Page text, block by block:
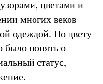
цветами и
многих веков
одеждой. По цвету
понять о
статус,